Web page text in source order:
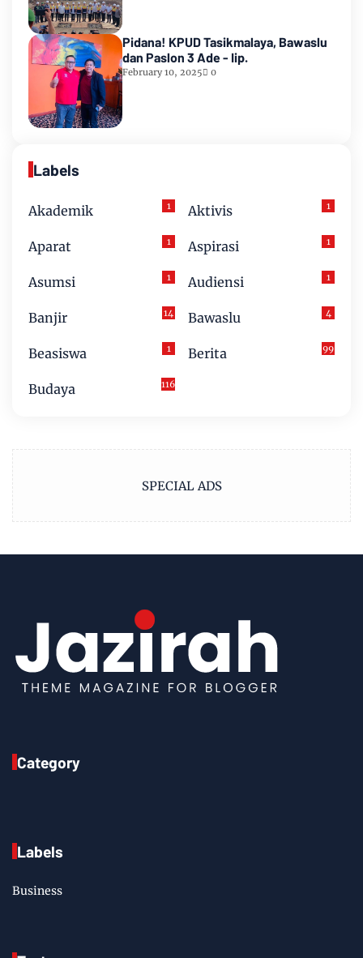
Pidana! KPUD Tasikmalaya, Bawaslu
dan Paslon 3 Ade - Iip.
February 10, 2025 0
Labels
Akademik 1 Aktivis 1
Aparat 1 Aspirasi 1
Asumsi 1 Audiensi 1
Banjir 14 Bawaslu 4
Beasiswa 1 Berita 99
Budaya 116
SPECIAL ADS
Category
Labels
Business